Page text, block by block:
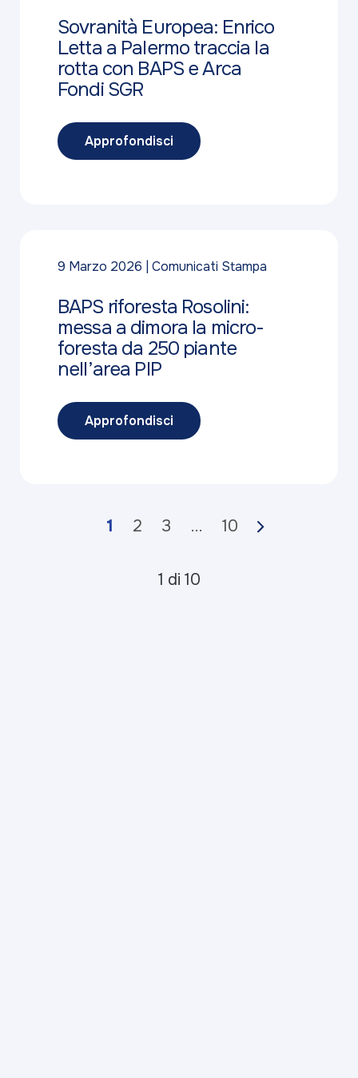
Sovranità Europea: Enrico
Letta a Palermo traccia la
rotta con BAPS e Arca
Fondi SGR
Approfondisci
9 Marzo 2026 Comunicati Stampa
BAPS riforesta Rosolini:
messa a dimora la micro-
foresta da 250 piante
nell’area PIP
Approfondisci
1 2 3 ... 10
1 di 10